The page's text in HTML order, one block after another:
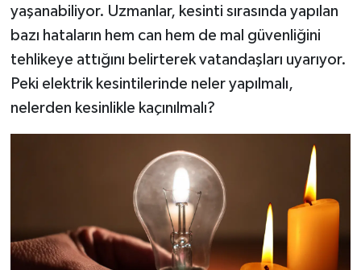
yaşanabiliyor. Uzmanlar, kesinti sırasında yapılan
bazı hataların hem can hem de mal güvenliğini
tehlikeye attığını belirterek vatandaşları uyarıyor.
Peki elektrik kesintilerinde neler yapılmalı,
nelerden kesinlikle kaçınılmalı?